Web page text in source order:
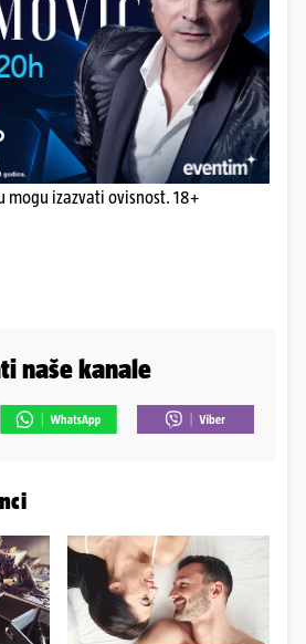
mogu izazvati ovisnost. 18+
naše kanale